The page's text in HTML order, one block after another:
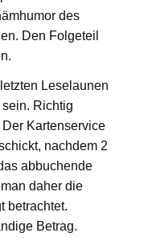
des
Den Folgeteil
Leselaunen
Richtig
Kartenservice
nachdem 2
abbuchende
daher die
betrachtet.
Betrag.